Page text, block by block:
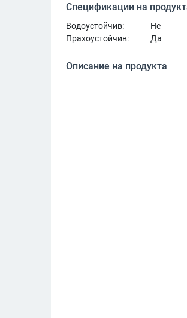
Спецификации на
Водоустойчив: Не
Прахоустойчив:
Да
Описание на продукта